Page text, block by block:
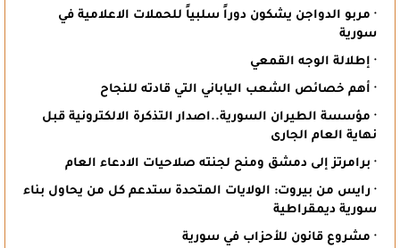
· مربو الدواجن يشكون دوراً سلبياً للحملات الاعلامية في
سورية
· إطلالة الوجه القمعي
· أهم خصائص الشعب الياباني التي قادته للنجاح
· مؤسسة الطيران السورية..اصدار التذكرة الالكترونية قبل
نهاية العام الجارى
· برامرتز إلى دمشق ومنح لجنته صلاحيات الادعاء العام
· رايس من بيروت: الولايات المتحدة ستدعم كل من يحاول بناء
سورية ديمقراطية
· مشروع قانون للأحزاب في سورية